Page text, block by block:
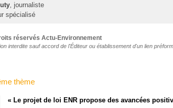
, journaliste
spécialisé
réservés Actu-Environnement
interdite sauf accord de l'Éditeur ou établissement d'un lien
thème
« Le projet de loi ENR propose des avancées